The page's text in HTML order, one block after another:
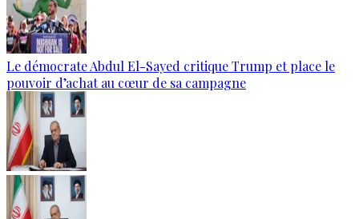
Le démocrate Abdul El-Sayed critique Trump et place le
pouvoir d’achat au cœur de sa campagne